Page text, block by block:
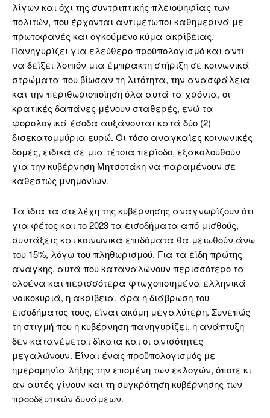
λίγων και όχι της συντριπτικής πλειοψηφίας των
πολιτών, που έρχονται αντιμέτωποι καθημερινά με
πρωτοφανές και ογκούμενο κύμα ακρίβειας.
Πανηγυρίζει για ελεύθερο προϋπολογισμό και αντί
να δείξει λοιπόν μια έμπρακτη στήριξη σε κοινωνικά
στρώματα που βίωσαν τη λιτότητα, την ανασφάλεια
και την περιθωριοποίηση όλα αυτά τα χρόνια, οι
κρατικές δαπάνες μένουν σταθερές, ενώ τα
φορολογικά έσοδα αυξάνονται κατά δύο (2)
δισεκατομμύρια ευρώ. Οι τόσο αναγκαίες κοινωνικές
δομές, ειδικά σε μια τέτοια περίοδο, εξακολουθούν
για την κυβέρνηση Μητσοτάκη να παραμένουν σε
καθεστώς μνημονίων.
Τα ίδια τα στελέχη της κυβέρνησης αναγνωρίζουν ότι
για φέτος και το 2023 τα εισοδήματα από μισθούς,
συντάξεις και κοινωνικά επιδόματα θα μειωθούν άνω
του 15%, λόγω του πληθωρισμού. Για τα είδη πρώτης
ανάγκης, αυτά που καταναλώνουν περισσότερο τα
ολοένα και περισσότερα φτωχοποιημένα ελληνικά
νοικοκυριά, η ακρίβεια, άρα η διάβρωση του
εισοδήματος τους, είναι ακόμη μεγαλύτερη. Συνεπώς
τη στιγμή που η κυβέρνηση πανηγυρίζει, η ανάπτυξη
δεν κατανέμεται δίκαια και οι ανισότητες
μεγαλώνουν. Είναι ένας προϋπολογισμός με
ημερομηνία λήξης την επομένη των εκλογών, όποτε κι
αν αυτές γίνουν και τη συγκρότηση κυβέρνησης των
προοδευτικών δυνάμεων.